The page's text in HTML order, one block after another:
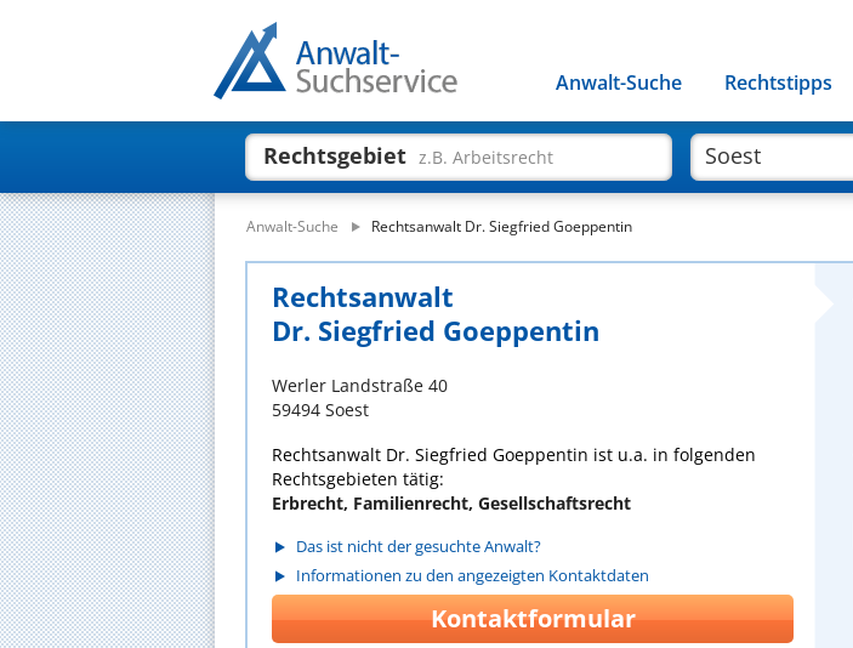
Anwalt-Suche Rechtstipps
Rechtsgebiet z.B. Arbeitsrecht
Anwalt-Suche Rechtsanwalt Dr. Siegfried Goeppentin
Rechtsanwalt
Dr. Siegfried Goeppentin
Werler Landstraße 40
59494 Soest
Rechtsanwalt Dr. Siegfried Goeppentin ist u.a. in folgenden
Rechtsgebieten tätig:
Erbrecht, Familienrecht, Gesellschaftsrecht
Das ist nicht der gesuchte Anwalt?
Informationen zu den angezeigten Kontaktdaten
Kontaktformular